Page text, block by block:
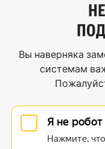
Вы наверняка
системам